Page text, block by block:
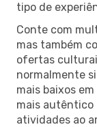
tipo de
Conte com
mas também
ofertas
normalmente
mais baixos
mais autêntico
atividades ao